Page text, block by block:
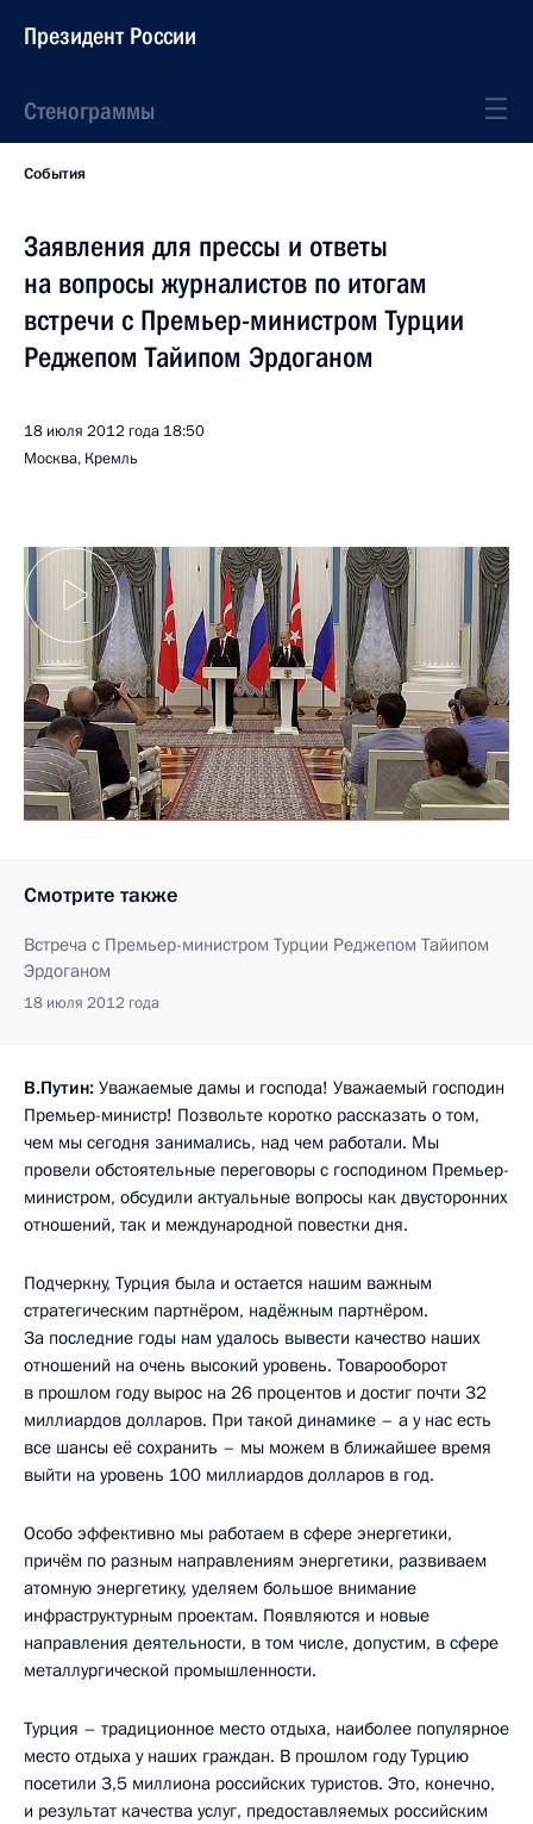
Президент России
Стенограммы
События
Заявления для прессы и ответы
на вопросы журналистов по итогам
встречи с Премьер-министром Турции
Реджепом Тайипом Эрдоганом
18 июля 2012 года 18:50
Москва, Кремль
Смотрите также
Встреча с Премьер-министром Турции Реджепом Тайипом
Эрдоганом
18 июля 2012 года
В.Путин: Уважаемые дамы и господа! Уважаемый господин
Премьер-министр! Позвольте коротко рассказать о том,
чем мы сегодня занимались, над чем работали. Мы
провели обстоятельные переговоры с господином Премьер-
министром, обсудили актуальные вопросы как двусторонних
отношений, так и международной повестки дня.
Подчеркну, Турция была и остается нашим важным
стратегическим партнёром, надёжным партнёром.
За последние годы нам удалось вывести качество наших
отношений на очень высокий уровень. Товарооборот
в прошлом году вырос на 26 процентов и достиг почти 32
миллиардов долларов. При такой динамике – а у нас есть
все шансы её сохранить – мы можем в ближайшее время
выйти на уровень 100 миллиардов долларов в год.
Особо эффективно мы работаем в сфере энергетики,
причём по разным направлениям энергетики, развиваем
атомную энергетику, уделяем большое внимание
инфраструктурным проектам. Появляются и новые
направления деятельности, в том числе, допустим, в сфере
металлургической промышленности.
Турция – традиционное место отдыха, наиболее популярное
место отдыха у наших граждан. В прошлом году Турцию
посетили 3,5 миллиона российских туристов. Это, конечно,
и результат качества услуг, предоставляемых российским